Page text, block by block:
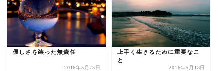
優しさを装った無責任
2016年5月23日
上手く生きるために重要なこ
と
2016年5月18日